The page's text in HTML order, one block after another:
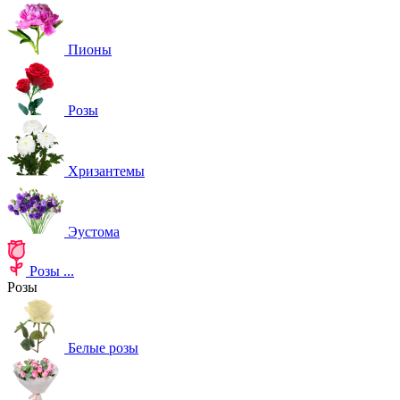
Пионы
Розы
Хризантемы
Эустома
Розы ...
Розы
Белые розы